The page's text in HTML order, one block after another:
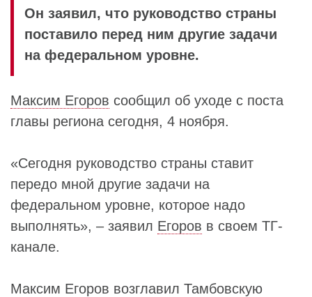
Он заявил, что руководство страны
поставило перед ним другие задачи
на федеральном уровне.
Максим Егоров сообщил об уходе с поста
главы региона сегодня, 4 ноября.
«Сегодня руководство страны ставит
передо мной другие задачи на
федеральном уровне, которое надо
выполнять», – заявил Егоров в своем ТГ-
канале.
Максим Егоров возглавил Тамбовскую